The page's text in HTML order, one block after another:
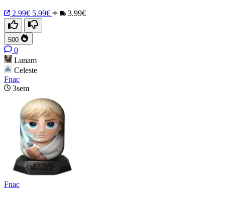
2.99€ 5.99€ 3.99€
500
0
Lunam
Celeste
Fnac
3sem
Fnac